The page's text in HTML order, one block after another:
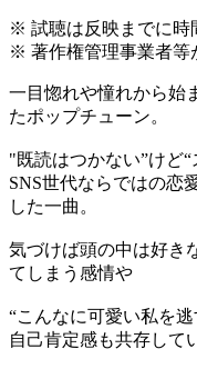
※ 試聴は反映までに時
※ 著作権管理事業者等
一目惚れや憧れから始
たポップチューン。
"既読はつかない”けど“
SNS世代ならではの恋
した一曲。
気づけば頭の中は好き
てしまう感情や
“こんなに可愛い私を
自己肯定感も共存して